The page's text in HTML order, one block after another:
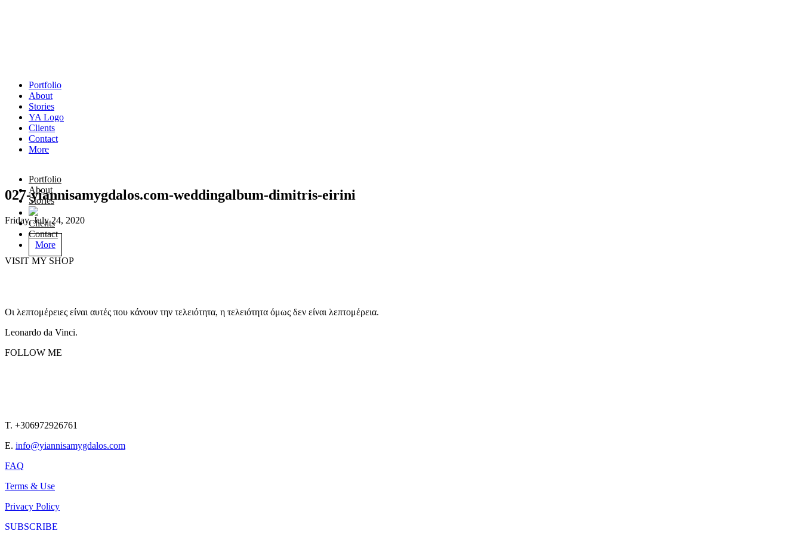
Portfolio
About
Stories
YA Logo
Clients
Contact
More
Portfolio
About
Stories
Clients
Contact
More
027-yiannisamygdalos.com-weddingalbum-dimitris-eirini
Friday, July 24, 2020
VISIT MY SHOP
Οι λεπτομέρειες είναι αυτές που κάνουν την τελειότητα, η τελειότητα όμως δεν είναι λεπτομέρεια.
Leonardo da Vinci.
FOLLOW ME
T. +306972926761
E. info@yiannisamygdalos.com
FAQ
Terms & Use
Privacy Policy
SUBSCRIBE